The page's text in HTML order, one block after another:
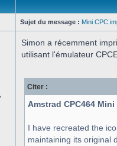
Sujet du message : Mini CPC
Simon a récemment
utilisant l'émulateur
Citer :
Amstrad CPC464
I have recreated the
maintaining its original